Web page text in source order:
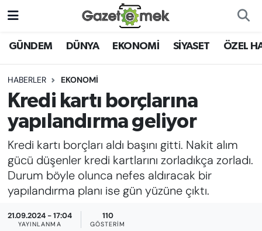
GÜNDEM DÜNYA EKONOMİ SİYASET ÖZEL
HABERLER EKONOMİ
Kredi kartı borçlarına
yapılandırma geliyor
Kredi kartı borçları aldı başını gitti. Nakit alım
gücü düşenler kredi kartlarını zorladıkça zorladı.
Durum böyle olunca nefes aldıracak bir
yapılandırma planı ise gün yüzüne çıktı.
21.09.2024 - 17:04
YAYINLANMA
110
GÖSTERIM
DÜNYA
EKONOMİ
EMEK HABERLERİ
YENİ MEDYADA EMEK
GAZETECİLİĞİNİ GELİŞTİRMEK
FAYDALI BİLGİLER
Nöbetçi Eczaneler
Hava Durumu
İstanbul Namaz Vakitleri
Trafik Durumu
Süper Lig Puan Durumu ve Fikstür
Tüm Manşetler
Son Dakika Haberleri